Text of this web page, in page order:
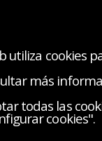
utiliza cookies
más
todas las
cookies".
COLEGIO